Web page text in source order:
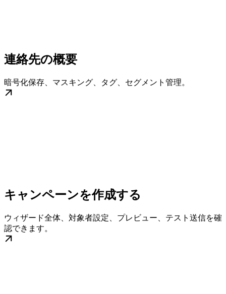
連絡先の概要
暗号化保存、マスキング、タグ、セグメント管理。
キャンペーンを作成する
ウィザード全体、対象者設定、プレビュー、テスト送信を確
認できます。